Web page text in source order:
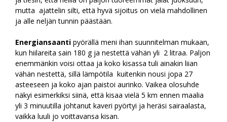
mutta ajattelin silti, että hyvä sijoitus on vielä mahdollinen
ja alle neljän tunnin päästään.
Energiansaanti pyörällä meni ihan suunnitelman mukaan,
kun hiilareita sain 180 g ja nestettä vähän yli 2 litraa. Paljon
enemmänkin voisi ottaa ja koko kisassa tuli ainakin liian
vähän nestettä, sillä lämpötila kuitenkin nousi jopa 27
asteeseen ja koko ajan paistoi aurinko. Vaikea olosuhde
näkyi esimerkiksi siinä, että kisaa vielä 5 km ennen maalia
yli 3 minuutilla johtanut kaveri pyörtyi ja heräsi sairaalasta,
vaikka luuli jo voittavansa kisan.